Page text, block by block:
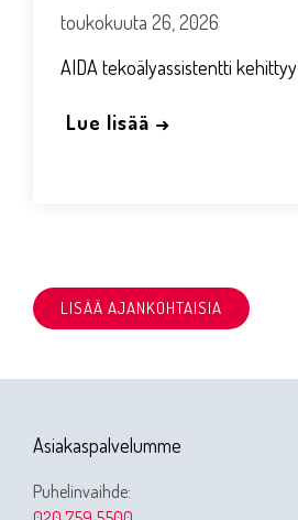
toukokuuta 26, 2026
AIDA tekoälyassistentti kehittyy
Lue lisää →
LISÄÄ AJANKOHTAISIA
Asiakaspalvelumme
Puhelinvaihde: